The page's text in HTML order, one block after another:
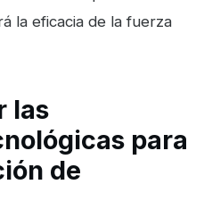
la eficacia de la fuerza
las
para
de